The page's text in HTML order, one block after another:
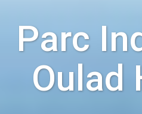
Parc
Oulad